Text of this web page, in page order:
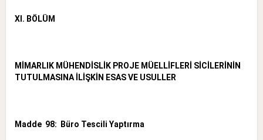
XI. BÖLÜM
MİMARLIK MÜHENDİSLİK PROJE MÜELLİFLERİ SİCİLERİNİN
TUTULMASINA İLİŞKİN ESAS VE USULLER
Madde 98: Büro Tescili Yaptırma